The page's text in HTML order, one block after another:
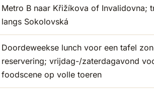
Metro B naar Křižíkova of Invalidovna;
langs Sokolovská
Doordeweekse lunch voor een tafel
reservering; vrijdag-/zaterdagavond
foodscene op volle toeren